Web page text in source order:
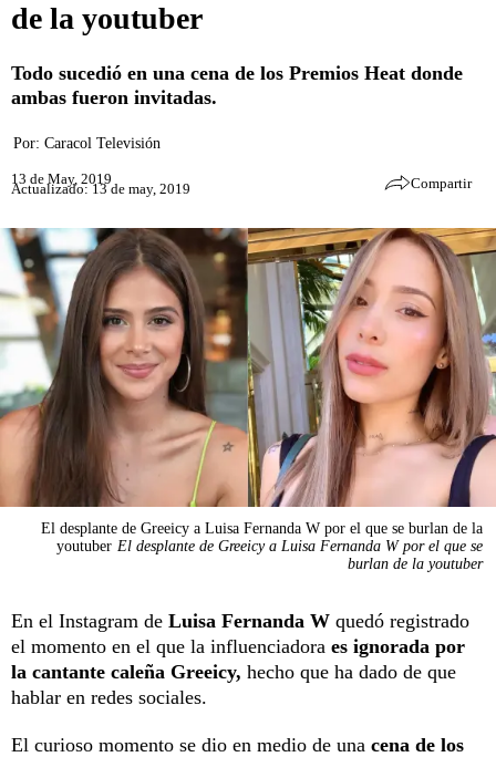
de la youtuber
Todo sucedió en una cena de los Premios Heat donde
ambas fueron invitadas.
Por: Caracol Televisión
13 de May, 2019
Actualizado: 13 de may, 2019 Compartir
El desplante de Greeicy a Luisa Fernanda W por el que se burlan de la
youtuber El desplante de Greeicy a Luisa Fernanda W por el que se
burlan de la youtuber
En el Instagram de Luisa Fernanda W quedó registrado
el momento en el que la influenciadora es ignorada por
la cantante caleña Greeicy, hecho que ha dado de que
hablar en redes sociales.
El curioso momento se dio en medio de una cena de los